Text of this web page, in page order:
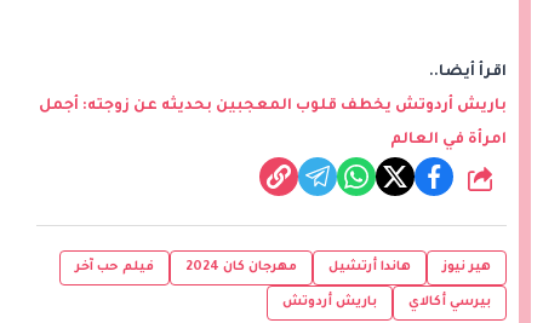
اقرأ أيضا..
باريش أردوتش يخطف قلوب المعجبين بحديثه عن زوجته: أجمل
امرأة في العالم
شارك
هير نيوز هاندا أرتشيل مهرجان كان 2024 فيلم حب آخر
بيرسي أكالاي باريش أردوتش